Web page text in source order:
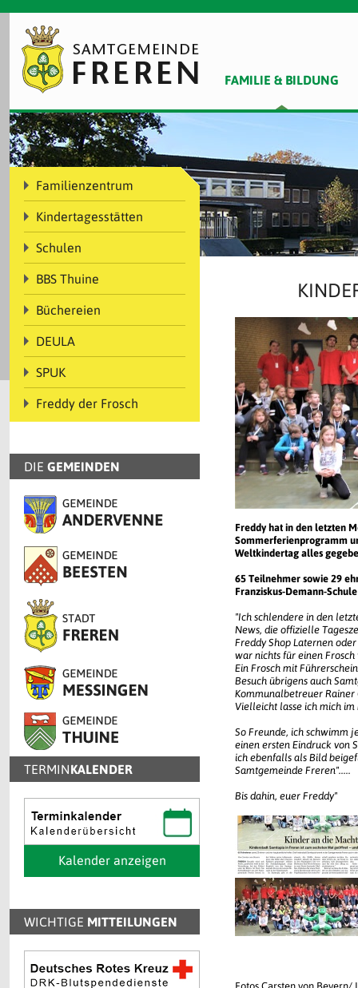
FAMILIE & BILDUNG
Familienzentrum
Kindertagesstätten
Schulen
BBS Thuine
Büchereien
DEULA
SPUK
Freddy der Frosch
DIE GEMEINDEN
TERMINKALENDER
Kalender anzeigen
WICHTIGE MITTEILUNGEN
Freddy hat in den letzten
Sommerferienprogramm
Weltkindertag alles
65 Teilnehmer sowie 29
Franziskus-Demann-
"Ich schlendere in den
News, die offizielle
Freddy Shop Laternen
war nichts für einen
Ein Frosch mit
Besuch übrigens auch
Kommunalbetreuer
Vielleicht lasse ich mich
So Freunde, ich schwimm
einen ersten Eindruck von
ich ebenfalls als Bild
Samtgemeinde Freren".....
Bis dahin, euer Freddy"